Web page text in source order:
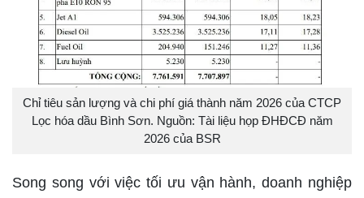
Chỉ tiêu sản lượng và chi phí giá thành năm 2026 của CTCP
Lọc hóa dầu Bình Sơn. Nguồn: Tài liệu họp ĐHĐCĐ năm
2026 của BSR
Song song với việc tối ưu vận hành, doanh nghiệp